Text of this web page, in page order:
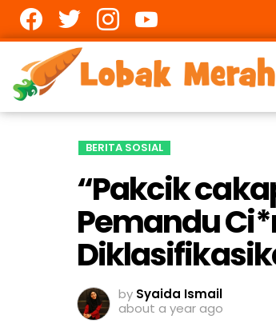
BERITA SOSIAL
“Pakcik
Pemandu
by Syaida Ismail
about a year ago